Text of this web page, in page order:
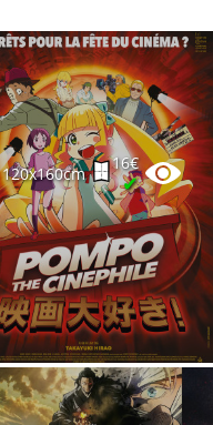
120x160cm
16€
✔